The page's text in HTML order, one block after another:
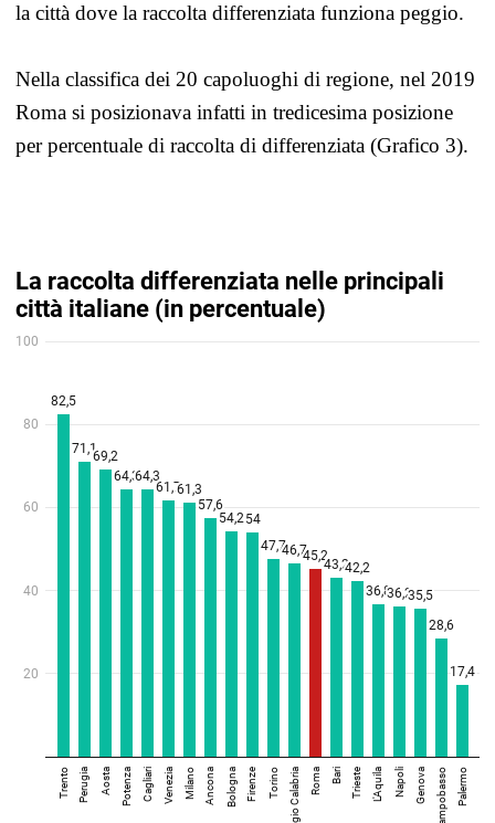
la città dove la raccolta differenziata funziona peggio.
Nella classifica dei 20 capoluoghi di regione, nel 2019
Roma si posizionava infatti in tredicesima posizione
per percentuale di raccolta di differenziata (Grafico 3).